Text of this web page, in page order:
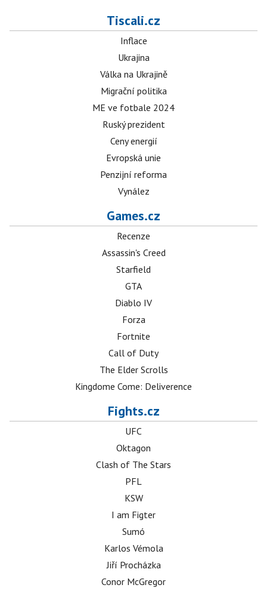
Tiscali.cz
Inflace
Ukrajina
Válka na Ukrajině
Migrační politika
ME ve fotbale 2024
Ruský prezident
Ceny energií
Evropská unie
Penzijní reforma
Vynález
Games.cz
Recenze
Assassin's Creed
Starfield
GTA
Diablo IV
Forza
Fortnite
Call of Duty
The Elder Scrolls
Kingdome Come: Deliverence
Fights.cz
UFC
Oktagon
Clash of The Stars
PFL
KSW
I am Figter
Sumó
Karlos Vémola
Jiří Procházka
Conor McGregor